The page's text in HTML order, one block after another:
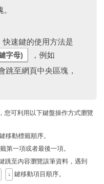
速鍵的使用方法是
字母) ，例如
跳至網頁中央區塊，
您可利用以下鍵盤操作方式瀏覽
移動標籤順序。
第一項或者最後一項。
跳至內容瀏覽該筆資料，遇到
↓ 鍵移動項目順序。